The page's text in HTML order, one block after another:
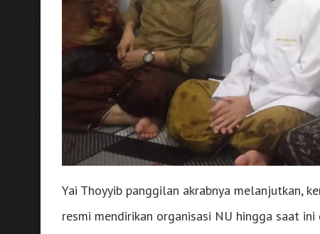
Yai Thoyyib panggilan akrabnya melanjutkan,
resmi mendirikan organisasi NU hingga saat